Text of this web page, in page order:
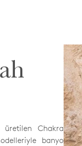
Chakra
banyo